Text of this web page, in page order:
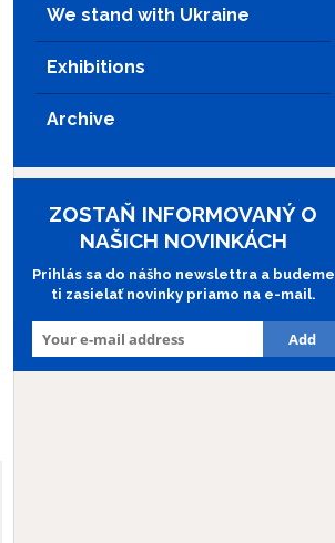
We stand with Ukraine
Exhibitions
Archive
ZOSTAŇ INFORMOVANÝ O
NAŠICH NOVINKÁCH
Prihlás sa do nášho newslettra a budeme
ti zasielať novinky priamo na e-mail.